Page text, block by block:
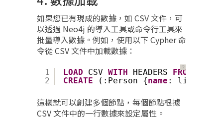
如果您已有現成的數據，如 CSV 文件，可
以透過 Neo4j 的導入工具或命令行工具來
批量導入數據。例如，使用以下 Cypher 命
令從 CSV 文件中加載數據：
？
1
2
LOAD CSV WITH HEADERS FROM
CREATE
(:Person {name : line.
這樣就可以創建多個節點，每個節點根據
CSV 文件中的一行數據來設定屬性。